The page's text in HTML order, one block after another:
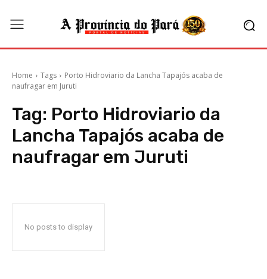
Home Tags
Porto Hidroviario da Lancha Tapajós acaba de
naufragar em Juruti
Tag: Porto Hidroviario da
Lancha Tapajós acaba de
naufragar em Juruti
No posts to display